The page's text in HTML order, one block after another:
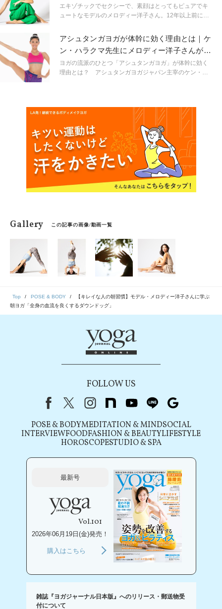
たびに純粋でパワフルなエネルギーをくれるメロディー
さん、今回はキレイの秘訣を教えてもらいます！
エキゾチックでセクシーで、素顔はとってもピュアでキ
ュートなモデルのメロディー洋子さん。12年以上前にヨ
大切さを学び、癒され、伝え続けながら、２年前にはヨ
ガインストラクターの資格も取得されました！ 時間を
重ねるごとに、内も外もどんどんと磨きがかかり、会う
たびに純粋でパワフルなエネルギーをくれるメロディー
さん、その魅力を30問30答で紐解きます！
アシュタンガヨガが体幹に効く理由とは｜ケ
ン・ハラクマ先生にメロディー洋子さんが聞
いた！
ヨガの流派のひとつ「アシュタンガヨガ」が体幹に効く
理由とは？ アシュタンガヨガジャパン主宰のケン・ハ
Gallery この記事の画像/動画一覧
Top POSE & BODY
【キレイな人の朝習慣】モデル・メロディー洋子さんに学ぶ
朝ヨガ「全身の血流を良くするダウンドッグ」
FOLLOW US
FacebookX（旧Twitter）
instagram
note youtubeline
POSE & BODYMEDITATION & MINDSOCIAL
INTERVIEWFOODFASHION & BEAUTYLIFESTYLE
HOROSCOPESTUDIO & SPA
最新号
Vol.101
2026年06月19日(金)発売！
購入はこちら
雑誌『ヨガジャーナル日本版』へのリリース・郵送物受
付について